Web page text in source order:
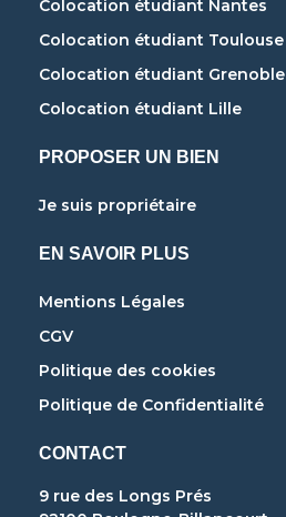
Colocation étudiant Nantes
Colocation étudiant Toulouse
Colocation étudiant Grenoble
Colocation étudiant Lille
PROPOSER UN BIEN
Je suis propriétaire
EN SAVOIR PLUS
Mentions Légales
CGV
Politique des cookies
Politique de Confidentialité
CONTACT
9 rue des Longs Prés